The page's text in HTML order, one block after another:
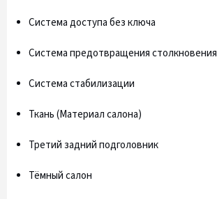
Система доступа без ключа
Система предотвращения столкновения
Система стабилизации
Ткань (Материал салона)
Третий задний подголовник
Тёмный салон